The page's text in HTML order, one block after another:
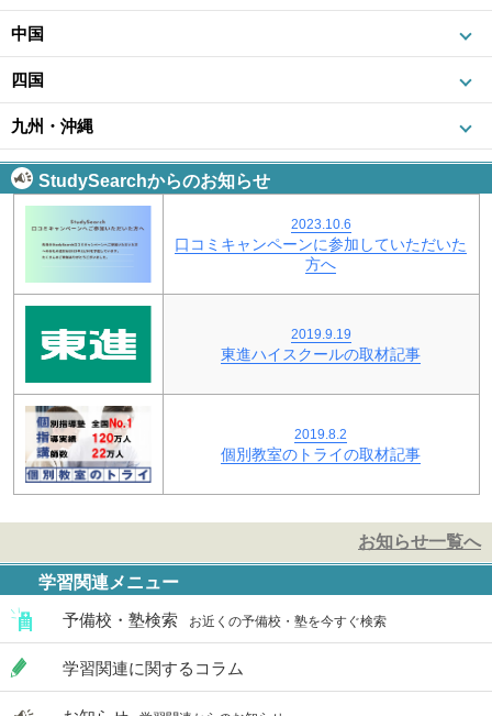
中国
四国
九州・沖縄
StudySearchからのお知らせ
2023.10.6
口コミキャンペーンに参加していただいた
方へ
2019.9.19
東進ハイスクールの取材記事
2019.8.2
個別教室のトライの取材記事
お知らせ一覧へ
学習関連メニュー
予備校・塾検索 お近くの予備校・塾を今すぐ検索
学習関連に関するコラム